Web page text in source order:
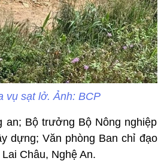
vụ sạt lở. Ảnh: BCP
an; Bộ trưởng Bộ Nông nghiệp
dựng; Văn phòng Ban chỉ đạo
Châu, Nghệ An.